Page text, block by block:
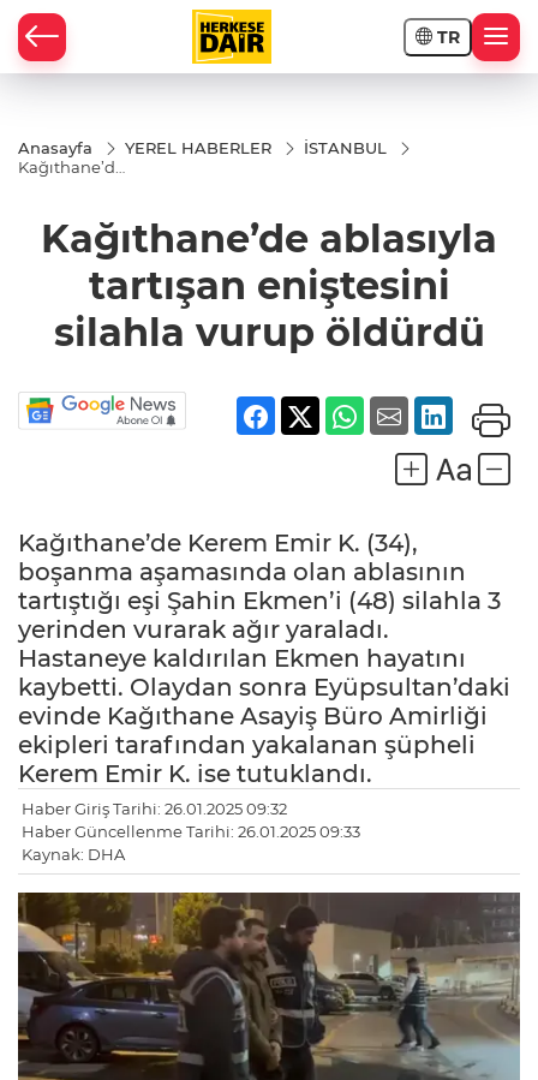
TR
Anasayfa YEREL HABERLER
İSTANBUL
Kağıthane’de
eniştesini
silahla vurup
Kağıthane’de ablasıyla
tartışan eniştesini
silahla vurup öldürdü
Kağıthane’de Kerem Emir K. (34),
boşanma aşamasında olan ablasının
tartıştığı eşi Şahin Ekmen’i (48) silahla 3
yerinden vurarak ağır yaraladı.
Hastaneye kaldırılan Ekmen hayatını
kaybetti. Olaydan sonra Eyüpsultan’daki
evinde Kağıthane Asayiş Büro Amirliği
ekipleri tarafından yakalanan şüpheli
Kerem Emir K. ise tutuklandı.
Haber Giriş Tarihi: 26.01.2025 09:32
Haber Güncellenme Tarihi: 26.01.2025 09:33
Kaynak: DHA